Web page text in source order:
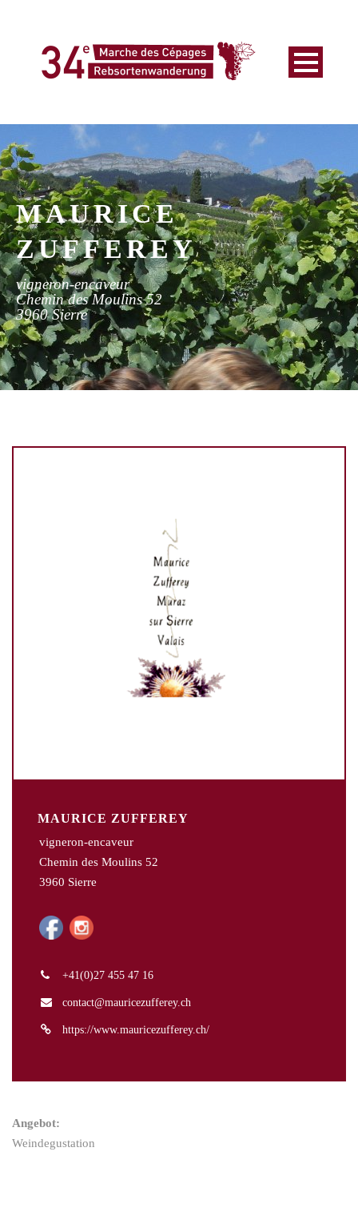
MAURICE
ZUFFEREY
vigneron-encaveur
Chemin des Moulins 52
3960 Sierre
MAURICE ZUFFEREY
vigneron-encaveur
Chemin des Moulins 52
3960 Sierre
+41(0)27 455 47 16
contact@mauricezufferey.ch
https://www.mauricezufferey.ch/
Angebot:
Weindegustation